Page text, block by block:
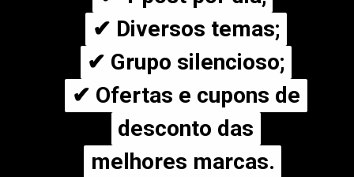
✔ Diversos temas;
✔ Grupo silencioso;
✔ Ofertas e cupons de
desconto das
melhores marcas.
✔ Diversos temas;
✔ Grupo silencioso;
✔ Ofertas e cupons de
desconto das
melhores marcas.